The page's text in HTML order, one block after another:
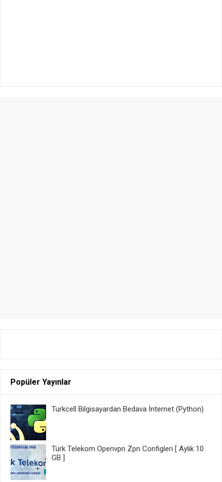
Popüler Yayınlar
Turkcell Bilgisayardan Bedava İnternet (Python)
Türk Telekom Openvpn Zpn Configleri [ Aylık 10
GB ]